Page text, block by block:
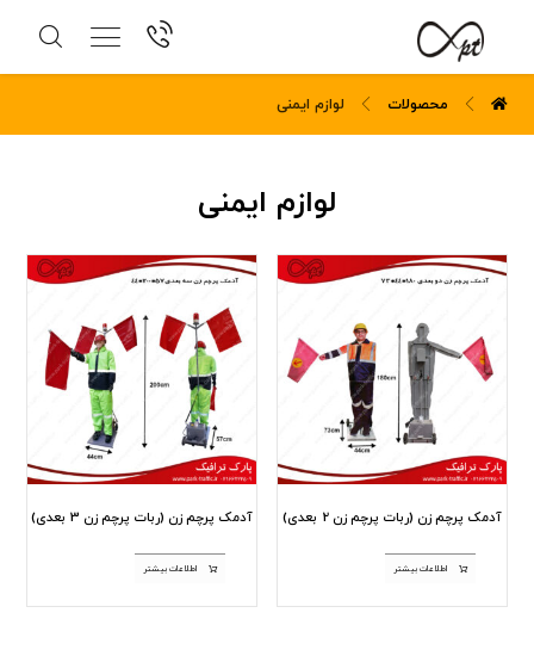
محصولات لوازم ایمنی
لوازم ایمنی
آدمک پرچم زن (ربات پرچم زن 2 بعدی)
اطلاعات بیشتر
آدمک پرچم زن (ربات پرچم زن 3 بعدی)
اطلاعات بیشتر